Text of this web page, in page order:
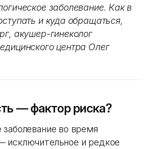
заболевание. Как в
и куда обращаться,
акушер-гинеколог
центра Олег
— фактор риска?
заболевание во время
исключительное и редкое